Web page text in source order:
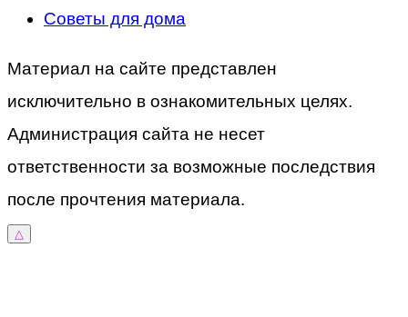
Советы для дома
Материал на сайте представлен
исключительно в ознакомительных целях.
Администрация сайта не несет
ответственности за возможные последствия
после прочтения материала.